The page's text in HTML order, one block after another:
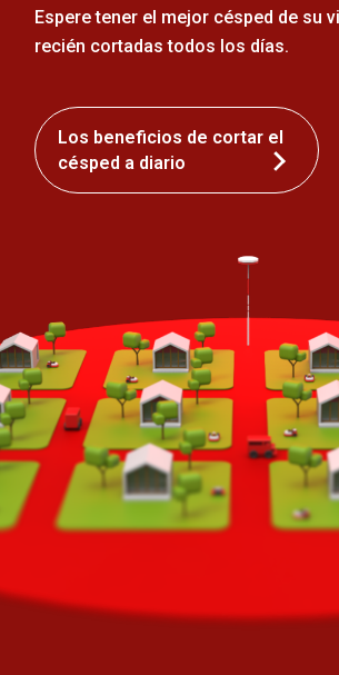
Espere tener el mejor césped de su
recién cortadas todos los días.
Los beneficios de cortar el
césped a diario